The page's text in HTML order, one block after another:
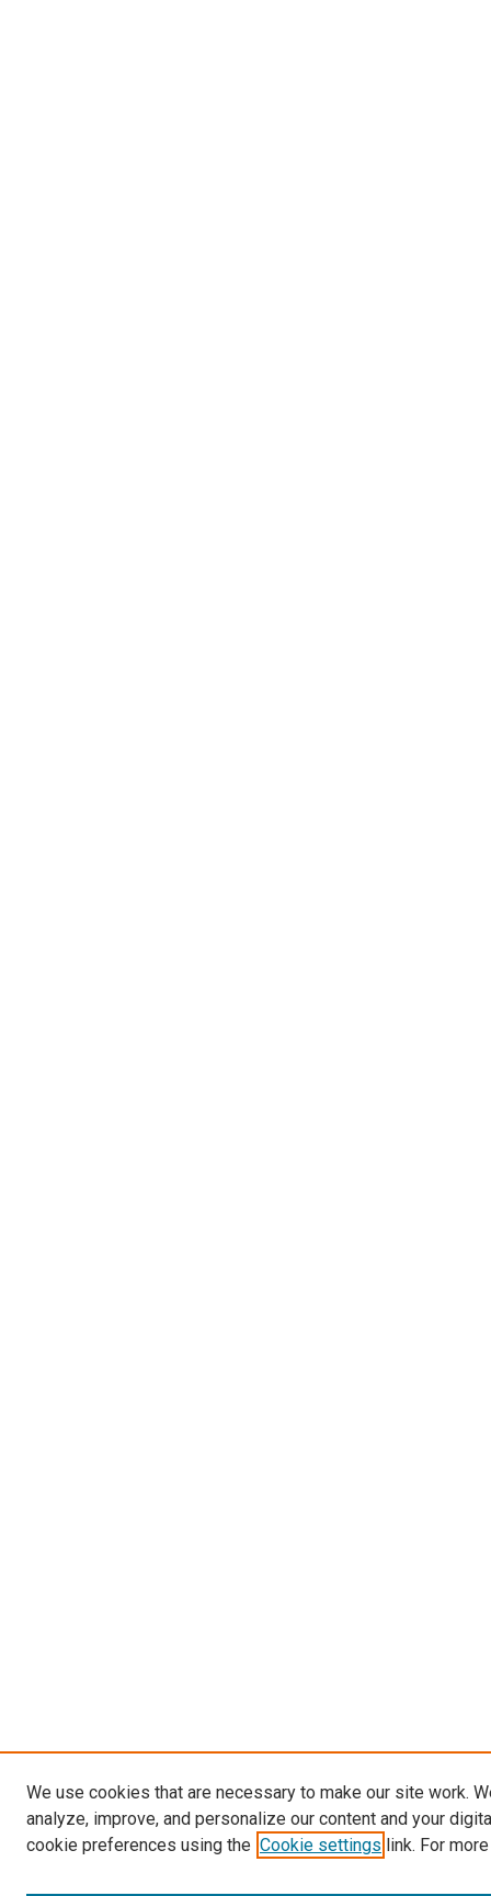
We use cookies that are necessary to make our site work.
analyze, improve, and personalize our content and your
cookie preferences using the Cookie settings link. For